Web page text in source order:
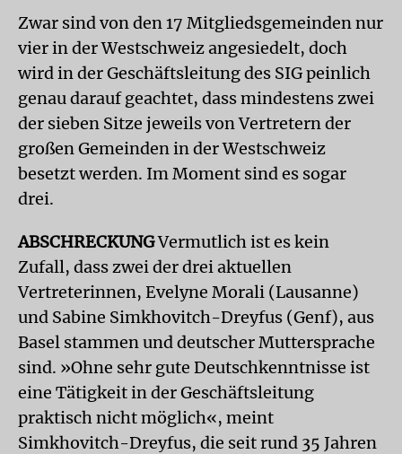
Zwar sind von den 17 Mitgliedsgemeinden nur
vier in der Westschweiz angesiedelt, doch
wird in der Geschäftsleitung des SIG peinlich
genau darauf geachtet, dass mindestens zwei
der sieben Sitze jeweils von Vertretern der
großen Gemeinden in der Westschweiz
besetzt werden. Im Moment sind es sogar
drei.
ABSCHRECKUNGVermutlich ist es kein
Zufall, dass zwei der drei aktuellen
Vertreterinnen, Evelyne Morali (Lausanne)
und Sabine Simkhovitch-Dreyfus (Genf), aus
Basel stammen und deutscher Muttersprache
sind. »Ohne sehr gute Deutschkenntnisse ist
eine Tätigkeit in der Geschäftsleitung
praktisch nicht möglich«, meint
Simkhovitch-Dreyfus, die seit rund 35 Jahren